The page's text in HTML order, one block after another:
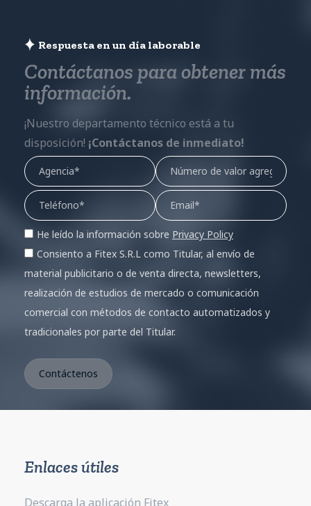
Respuesta en un día laborable
Contáctanos para obtener más
información.
¡Nuestro departamento técnico está a tu
disposición! ¡Contáctanos de inmediato!
He leído la información sobre Privacy Policy
Consiento a Fitex S.R.L como Titular, al envío de
material publicitario o de venta directa, newsletters,
realización de estudios de mercado o comunicación
comercial con métodos de contacto automatizados y
tradicionales por parte del Titular.
Enlaces útiles
Descarga la aplicación Fitex